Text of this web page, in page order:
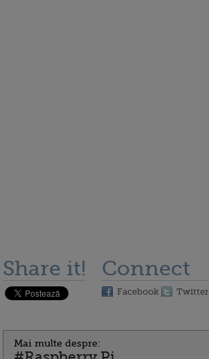
Share it! Connect
Facebook Twitter
Mai multe despre: